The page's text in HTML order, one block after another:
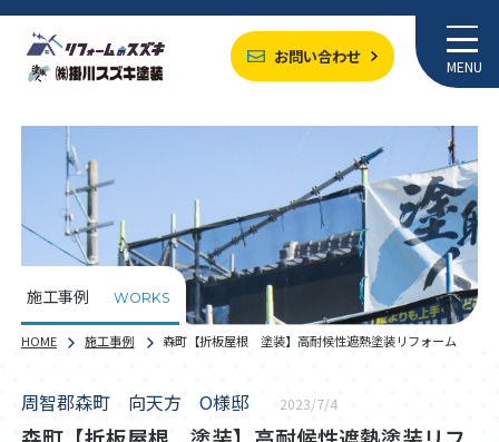
お問い合わせ MENU
施工事例 WORKS
HOME 施工事例 森町【折板屋根 塗装】高耐候性遮熱塗装リフォーム
周智郡森町 向天方 O様邸 2023/7/4